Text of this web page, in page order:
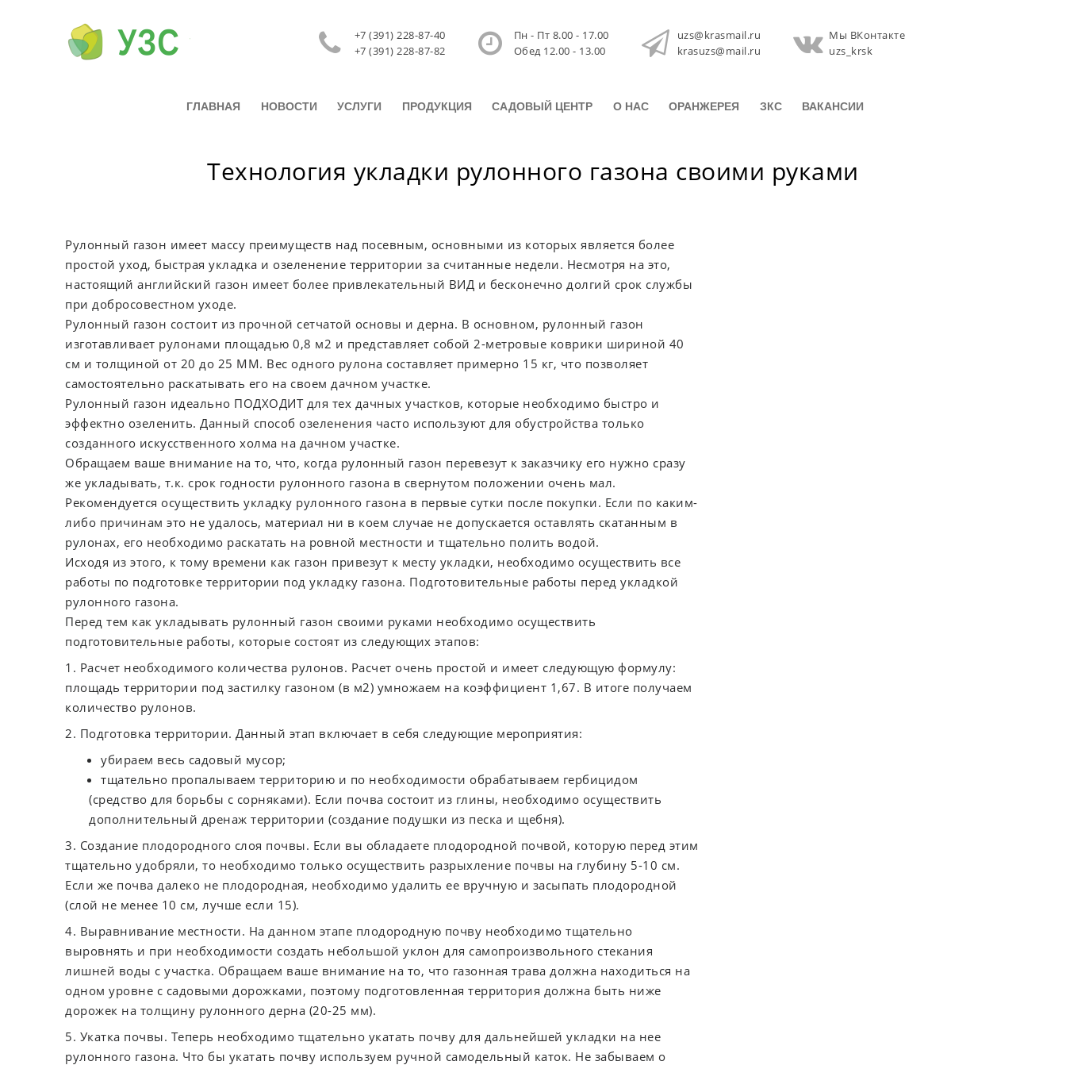
+7 (391) 228-87-40
+7 (391) 228-87-82
Пн - Пт 8.00 - 17.00
Обед 12.00 - 13.00
uzs@krasmail.ru
krasuzs@mail.ru
Мы ВКонтакте
uzs_krsk
ГЛАВНАЯ НОВОСТИ УСЛУГИ ПРОДУКЦИЯ САДОВЫЙ ЦЕНТР О НАС ОРАНЖЕРЕЯ ЗКС ВАКАНСИИ
Технология укладки рулонного газона своими руками
Рулонный газон имеет массу преимуществ над посевным, основными из которых является более
простой уход, быстрая укладка и озеленение территории за считанные недели. Несмотря на это,
настоящий английский газон имеет более привлекательный ВИД и бесконечно долгий срок службы
при добросовестном уходе.
Рулонный газон состоит из прочной сетчатой основы и дерна. В основном, рулонный газон
изготавливает рулонами площадью 0,8 м2 и представляет собой 2-метровые коврики шириной 40
см и толщиной от 20 до 25 MM. Вес одного рулона составляет примерно 15 кг, что позволяет
самостоятельно раскатывать его на своем дачном участке.
Рулонный газон идеально ПОДХОДИТ для тех дачных участков, которые необходимо быстро и
эффектно озеленить. Данный способ озеленения часто используют для обустройства только
созданного искусственного холма на дачном участке.
Обращаем ваше внимание на то, что, когда рулонный газон перевезут к заказчику его нужно сразу
же укладывать, т.к. срок годности рулонного газона в свернутом положении очень мал.
Рекомендуется осуществить укладку рулонного газона в первые сутки после покупки. Если по каким-
либо причинам это не удалось, материал ни в коем случае не допускается оставлять скатанным в
рулонах, его необходимо раскатать на ровной местности и тщательно полить водой.
Исходя из этого, к тому времени как газон привезут к месту укладки, необходимо осуществить все
работы по подготовке территории под укладку газона. Подготовительные работы перед укладкой
рулонного газона.
Перед тем как укладывать рулонный газон своими руками необходимо осуществить
подготовительные работы, которые состоят из следующих этапов:
1. Расчет необходимого количества рулонов. Расчет очень простой и имеет следующую формулу:
площадь территории под застилку газоном (в м2) умножаем на коэффициент 1,67. В итоге получаем
количество рулонов.
2. Подготовка территории. Данный этап включает в себя следующие мероприятия:
убираем весь садовый мусор;
тщательно пропалываем территорию и по необходимости обрабатываем гербицидом
(средство для борьбы с сорняками). Если почва состоит из глины, необходимо осуществить
дополнительный дренаж территории (создание подушки из песка и щебня).
3. Создание плодородного слоя почвы. Если вы обладаете плодородной почвой, которую перед этим
тщательно удобряли, то необходимо только осуществить разрыхление почвы на глубину 5-10 см.
Если же почва далеко не плодородная, необходимо удалить ее вручную и засыпать плодородной
(слой не менее 10 см, лучше если 15).
4. Выравнивание местности. На данном этапе плодородную почву необходимо тщательно
выровнять и при необходимости создать небольшой уклон для самопроизвольного стекания
лишней воды с участка. Обращаем ваше внимание на то, что газонная трава должна находиться на
одном уровне с садовыми дорожками, поэтому подготовленная территория должна быть ниже
дорожек на толщину рулонного дерна (20-25 мм).
5. Укатка почвы. Теперь необходимо тщательно укатать почву для дальнейшей укладки на нее
рулонного газона. Что бы укатать почву используем ручной самодельный каток. Не забываем о